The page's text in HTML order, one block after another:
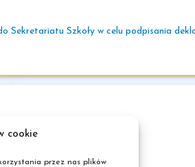
cookie
przez nas plików
Sekretariatu Szkoły w celu podpisania